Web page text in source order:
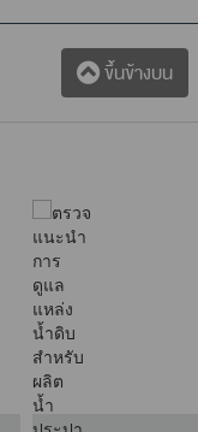
ขึ้นข้างบน